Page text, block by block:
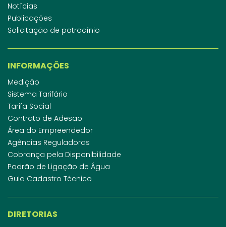
Notícias
Publicações
Solicitação de patrocínio
INFORMAÇÕES
Medição
Sistema Tarifário
Tarifa Social
Contrato de Adesão
Área do Empreendedor
Agências Reguladoras
Cobrança pela Disponibilidade
Padrão de Ligação de Água
Guia Cadastro Técnico
DIRETORIAS